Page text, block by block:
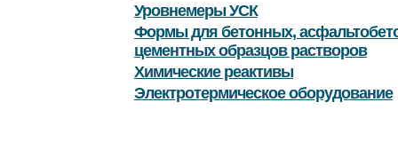
Уровнемеры УСК
Формы для бетонных,
цементных образцов растворов
Химические реактивы
Электротермическое оборудование